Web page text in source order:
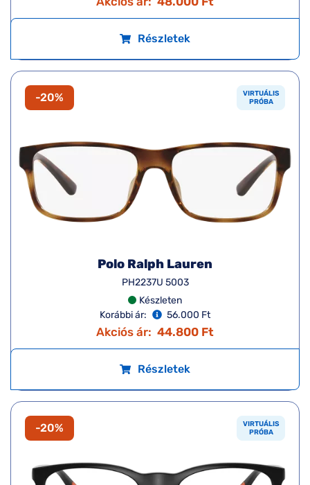
Részletek
-20%
VIRTUÁLIS
PRÓBA
Polo Ralph Lauren
PH2237U 5003
Készleten
Korábbi ár:
56.000 Ft
Akciós ár: 44.800 Ft
Részletek
-20%
VIRTUÁLIS
PRÓBA